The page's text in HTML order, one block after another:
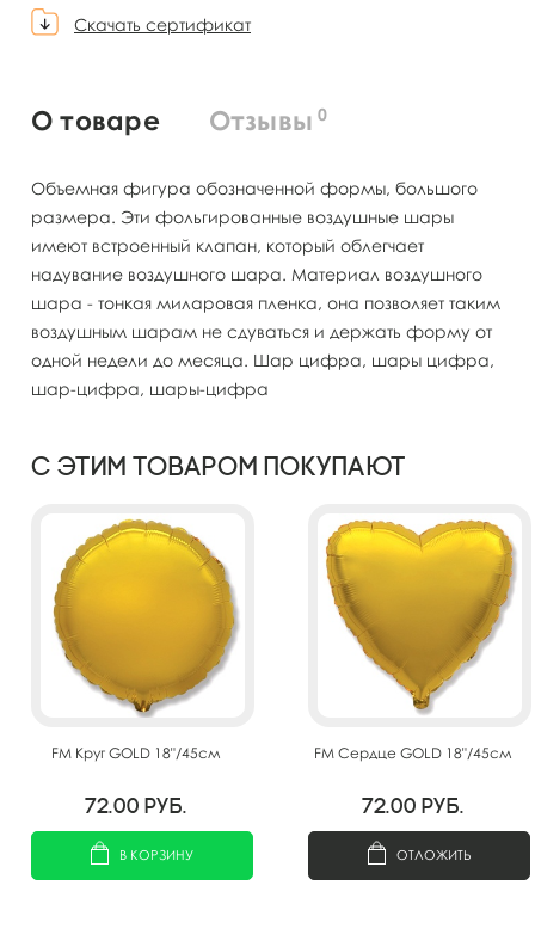
Скачать сертификат
О товаре Отзывы 0
Объемная фигура обозначенной формы, большого
размера. Эти фольгированные воздушные шары
имеют встроенный клапан, который облегчает
надувание воздушного шара. Материал воздушного
шара - тонкая миларовая пленка, она позволяет таким
воздушным шарам не сдуваться и держать форму от
одной недели до месяца. Шар цифра, шары цифра,
шар-цифра, шары-цифра
С этим товаром покупают
FM Круг GOLD 18"/45см
72.00 руб.
В КОРЗИНУ
FM Сердце GOLD 18"/45см
72.00 руб.
ОТЛОЖИТЬ